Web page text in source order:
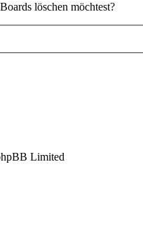
löschen möchtest?
Limited